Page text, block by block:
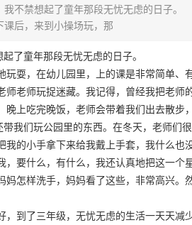
不禁想起了童年那段无忧无虑的日子
后，来到小操场玩，那
了童年那段无忧无虑的日子。
耍，在幼儿园里，上的课是非常简单、
师老师玩捉迷藏。我记得，曾经我把老
晚上吃完晚饭，老师会带着我们出去散
带我们玩公园里的东西。在冬天，老师
我的小手拿下来给我戴上手套，我什么
要什么，有什么，我还认真地把这一个
妈怎样洗手，妈妈看了这些，非常高兴
到了三年级，无忧无虑的生活一天天减